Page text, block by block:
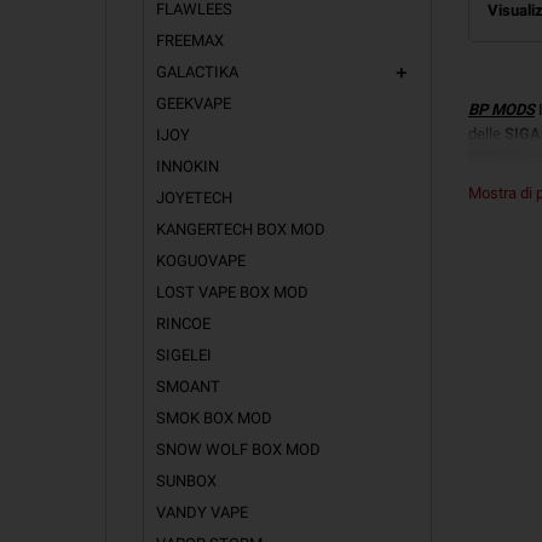
FLAWLEES
FREEMAX
GALACTIKA
add
GEEKVAPE
IJOY
INNOKIN
JOYETECH
KANGERTECH BOX MOD
KOGUOVAPE
LOST VAPE BOX MOD
RINCOE
SIGELEI
SMOANT
SMOK BOX MOD
SNOW WOLF BOX MOD
SUNBOX
VANDY VAPE
BP MODS
delle
da
Mostra di